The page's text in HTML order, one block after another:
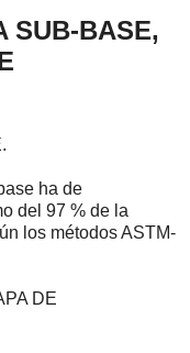
SUB-BASE,
ha de
del 97 % de la
los métodos ASTM-
DE